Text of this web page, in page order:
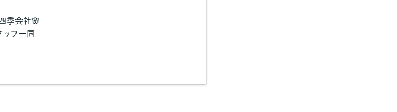
季会社🌸
フ一同